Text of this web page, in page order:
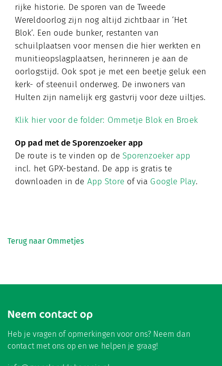
rijke historie. De sporen van de Tweede
Wereldoorlog zijn nog altijd zichtbaar in ‘Het
Blok’. Een oude bunker, restanten van
schuilplaatsen voor mensen die hier werkten en
munitieopslagplaatsen, herinneren je aan de
oorlogstijd. Ook spot je met een beetje geluk een
kerk- of steenuil onderweg. De inwoners van
Hulten zijn namelijk erg gastvrij voor deze uiltjes.
Klik hier voor de folder: Ommetje Blok en Broek
Op pad met de Sporenzoeker app
De route is te vinden op de Sporenzoeker app
incl. het GPX-bestand. De app is gratis te
downloaden in de App Store of via Google Play.
Terug naar Ommetjes
Neem contact op
Heb je vragen of opmerkingen voor ons? Neem dan
contact met ons op en we helpen je graag!